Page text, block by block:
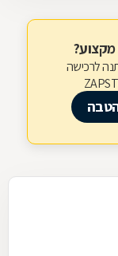
לרכישה